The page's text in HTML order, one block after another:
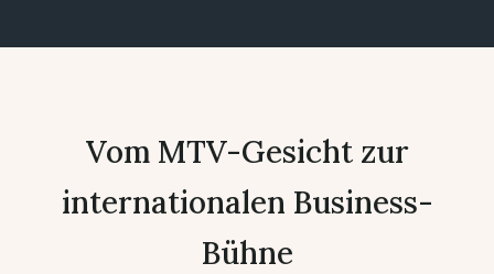
Vom MTV-Gesicht zur
internationalen Business-
Bühne